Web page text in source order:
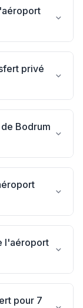
privé
Bodrum
l'aéroport
pour 7